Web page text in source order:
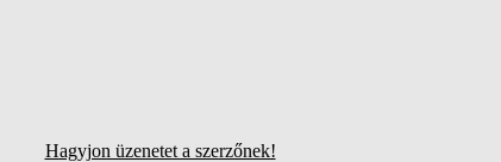
Hagyjon üzenetet a szerzőnek!